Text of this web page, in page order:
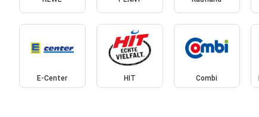
E-Center HIT Combi